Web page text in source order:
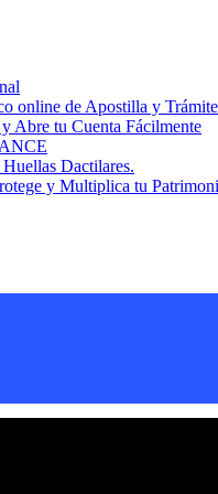
online de Apostilla y
Abre tu Cuenta Fácilmente
Dactilares.
y Multiplica tu